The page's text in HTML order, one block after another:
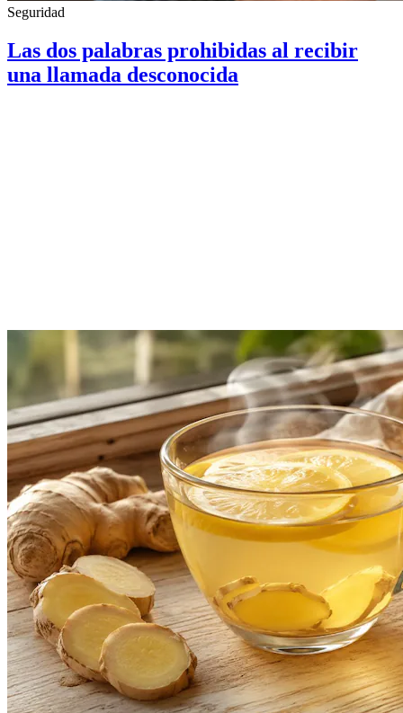
Seguridad
Las dos palabras prohibidas al recibir
una llamada desconocida